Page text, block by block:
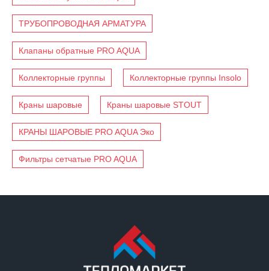
ТРУБОПРОВОДНАЯ АРМАТУРА
Клапаны обратные PRO AQUA
Коллекторные группы Коллекторные группы Insolo
Краны шаровые Краны шаровые STOUT
КРАНЫ ШАРОВЫЕ PRO AQUA Эко
Фильтры сетчатые PRO AQUA